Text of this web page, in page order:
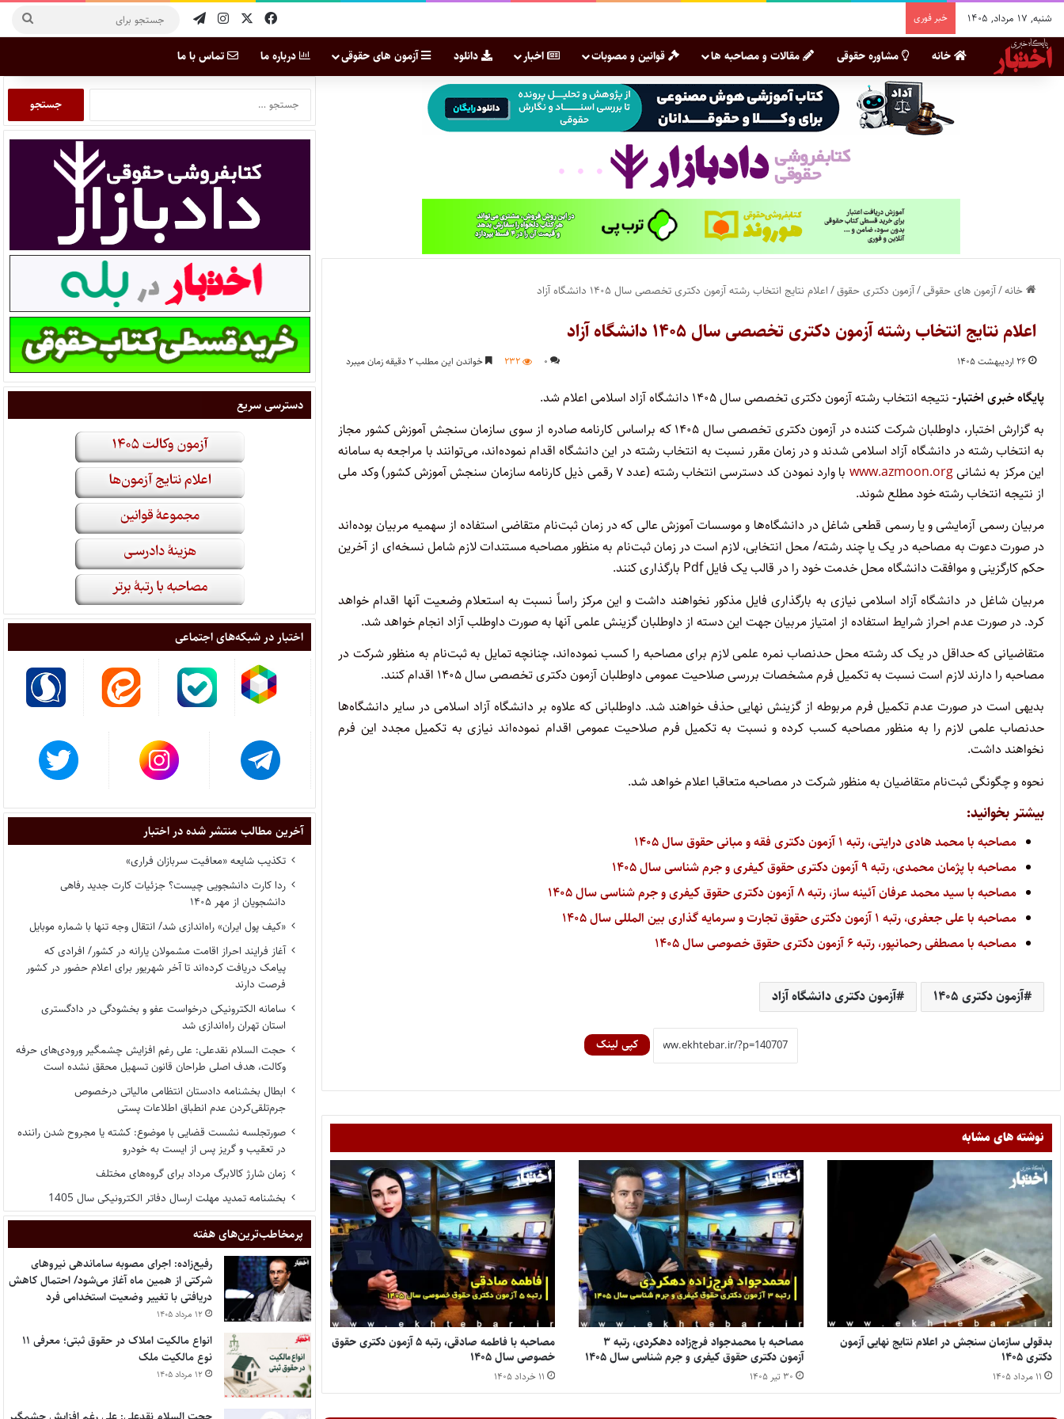
شنبه, ۱۷ مرداد, ۱۴۰۵ خبر فوری
خانه مشاوره حقوقی مقالات و مصاحبه ها قوانین و مصوبات اخبار دانلود آزمون های حقوقی درباره ما تماس با ما
خانه/آزمون های حقوقی/آزمون دکتری حقوق/اعلام نتایج انتخاب رشته آزمون دکتری تخصصی سال ۱۴۰۵ دانشگاه آزاد
اعلام نتایج انتخاب رشته آزمون دکتری تخصصی سال ۱۴۰۵ دانشگاه آزاد
۲۶ اردیبهشت ۱۴۰۵ ۰ ۲۳۲ خواندن این مطلب ۲ دقیقه زمان میبرد
پایگاه خبری اختبار- نتیجه انتخاب رشته آزمون دکتری تخصصی سال ۱۴۰۵ دانشگاه آزاد اسلامی اعلام شد.
به گزارش اختبار، داوطلبان شرکت کننده در آزمون دکتری تخصصی سال ۱۴۰۵ که براساس کارنامه صادره از سوی سازمان سنجش آموزش کشور مجاز
به انتخاب رشته در دانشگاه آزاد اسلامی شدند و در زمان مقرر نسبت به انتخاب رشته در این دانشگاه اقدام نموده‌اند، می‌توانند با مراجعه به سامانه
این مرکز به نشانیwww.azmoon.org
با وارد نمودن کد دسترسی انتخاب رشته (عدد ۷ رقمی ذیل کارنامه سازمان سنجش آموزش کشور) وکد ملی
از نتیجه انتخاب رشته خود مطلع شوند.
مربیان رسمی آزمایشی و یا رسمی قطعی شاغل در دانشگاه‌ها و موسسات آموزش عالی که در زمان ثبت‌نام متقاضی استفاده از سهمیه مربیان بوده‌اند
در صورت دعوت به مصاحبه در یک یا چند رشته/ محل انتخابی، لازم است در زمان ثبت‌نام به منظور مصاحبه مستندات لازم شامل نسخه‌ای از آخرین
حکم کارگزینی و موافقت دانشگاه محل خدمت خود را در قالب یک فایل Pdf بارگذاری کنند.
مربیان شاغل در دانشگاه آزاد اسلامی نیازی به بارگذاری فایل مذکور نخواهند داشت و این مرکز راساً نسبت به استعلام وضعیت آنها اقدام خواهد
کرد. در صورت عدم احراز شرایط استفاده از امتیاز مربیان جهت این دسته از داوطلبان گزینش علمی آنها به صورت داوطلب آزاد انجام خواهد شد.
متقاضیانی که حداقل در یک کد رشته محل حدنصاب نمره علمی لازم برای مصاحبه را کسب نموده‌اند، چنانچه تمایل به ثبت‌نام به منظور شرکت در
مصاحبه را دارند لازم است نسبت به تکمیل فرم مشخصات بررسی صلاحیت عمومی داوطلبان آزمون دکتری تخصصی سال ۱۴۰۵ اقدام کنند.
بدیهی است در صورت عدم تکمیل فرم مربوطه از گزینش نهایی حذف خواهند شد. داوطلبانی که علاوه بر دانشگاه آزاد اسلامی در سایر دانشگاه‌ها
حدنصاب علمی لازم را به منظور مصاحبه کسب کرده و نسبت به تکمیل فرم صلاحیت عمومی اقدام نموده‌اند نیازی به تکمیل مجدد این فرم
نخواهند داشت.
نحوه و چگونگی ثبت‌نام متقاضیان به منظور شرکت در مصاحبه متعاقبا اعلام خواهد شد.
بیشتر بخوانید:
مصاحبه با محمد هادی درایتی، رتبه ۱ آزمون دکتری فقه و مبانی حقوق سال ۱۴۰۵
مصاحبه با پژمان محمدی، رتبه ۹ آزمون دکتری حقوق کیفری و جرم شناسی سال ۱۴۰۵
مصاحبه با سید محمد عرفان آئینه ساز، رتبه ۸ آزمون دکتری حقوق کیفری و جرم شناسی سال ۱۴۰۵
مصاحبه با علی جعفری، رتبه ۱ آزمون دکتری حقوق تجارت و سرمایه گذاری بین المللی سال ۱۴۰۵
مصاحبه با مصطفی رحمانپور، رتبه ۶ آزمون دکتری حقوق خصوصی سال ۱۴۰۵
آزمون دکتری ۱۴۰۵ آزمون دکتری دانشگاه آزاد
کپی لینک
نوشته های مشابه
بدقولی سازمان سنجش در اعلام نتایج نهایی آزمون
دکتری ۱۴۰۵
۱۱ مرداد ۱۴۰۵
مصاحبه با محمدجواد فرج‌زاده دهکردی، رتبه ۳
آزمون دکتری حقوق کیفری و جرم شناسی سال ۱۴۰۵
۳۰ تیر ۱۴۰۵
مصاحبه با فاطمه صادقی، رتبه ۵ آزمون دکتری حقوق
خصوصی سال ۱۴۰۵
۱۱ خرداد ۱۴۰۵
دسترسی سریع
اختبار در شبکه‌های اجتماعی
آخرین مطالب منتشر شده در اختبار
تکذیب شایعه «معافیت سربازان فراری»
ردا کارت دانشجویی چیست؟ جزئیات کارت جدید رفاهی
دانشجویان از مهر ۱۴۰۵
«کیف پول ایران» راه‌اندازی شد/ انتقال وجه تنها با شماره موبایل
آغاز فرایند احراز اقامت مشمولان یارانه در کشور/ افرادی که
پیامک دریافت کرده‌اند تا آخر شهریور برای اعلام حضور در کشور
فرصت دارند
سامانه الکترونیکی درخواست عفو و بخشودگی در دادگستری
استان تهران راه‌اندازی شد
حجت السلام نقدعلی: علی رغم افزایش چشمگیر ورودی‌های حرفه
وکالت، هدف اصلی طراحان قانون تسهیل محقق نشده است
ابطال بخشنامه دادستان انتظامی مالیاتی درخصوص
جرم‌تلقی‌کردن عدم انطباق اطلاعات پستی
صورتجلسه نشست قضایی با موضوع: کشته یا مجروح شدن راننده
در تعقیب و گریز پس از ایست به خودرو
زمان شارژ کالابرگ مرداد برای گروه‌های مختلف
بخشنامه تمدید مهلت ارسال دفاتر الکترونیکی سال 1405
پر‌مخاطب‌ترین‌های هفته
رفیع‌زاده: اجرای مصوبه ساماندهی نیروهای
شرکتی از همین ماه آغاز می‌شود/ احتمال کاهش
دریافتی با تغییر وضعیت استخدامی فرد
۱۲ مرداد ۱۴۰۵
انواع مالکیت املاک در حقوق ثبتی؛ معرفی ۱۱
نوع مالکیت ملک
۱۲ مرداد ۱۴۰۵